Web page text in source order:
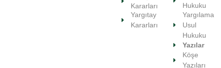
Kararları
Yargıtay
Kararları
Hukuku
Yargılama
Usul
Hukuku
Yazılar
Köşe
Yazıları